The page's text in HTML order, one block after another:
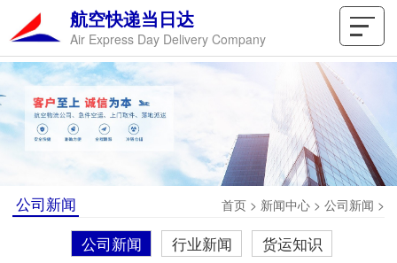
航空快递当日达
Air Express Day Delivery Company
公司新闻 首页 > 新闻中心 > 公司新闻 >
公司新闻 行业新闻
货运知识